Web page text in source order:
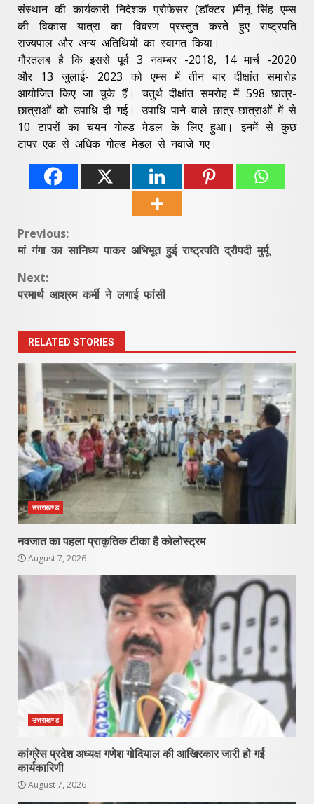
संस्थान की कार्यकारी निदेशक प्रोफेसर (डॉक्टर )मीनू सिंह एम्स
की विकास यात्रा का विवरण प्रस्तुत करते हुए राष्ट्रपति
राज्यपाल और अन्य अतिथियों का स्वागत किया।
गौरतलब है कि इससे पूर्व 3 नवम्बर -2018, 14 मार्च -2020
और 13 जुलाई- 2023 को एम्स में तीन बार दीक्षांत समारोह
आयोजित किए जा चुके हैं। चतुर्थ दीक्षांत समरोह में 598 छात्र-
छात्राओं को उपाधि दी गई। उपाधि पाने वाले छात्र-छात्राओं में से
10 टापरों का चयन गोल्ड मेडल के लिए हुआ। इनमें से कुछ
टापर एक से अधिक गोल्ड मेडल से नवाजे गए।
Continue
Previous:
मां गंगा का सानिध्य पाकर अभिभूत हुई राष्ट्रपति द्रौपदी मुर्मू
Next:
परमार्थ आश्रम कर्मी ने लगाई फांसी
RELATED STORIES
उत्तराखण्ड
नवजात का पहला प्राकृतिक टीका है कोलोस्ट्रम
August 7, 2026
उत्तराखण्ड
कांग्रेस प्रदेश अध्यक्ष गणेश गोदियाल की आखिरकार जारी हो गई
कार्यकारिणी
August 7, 2026